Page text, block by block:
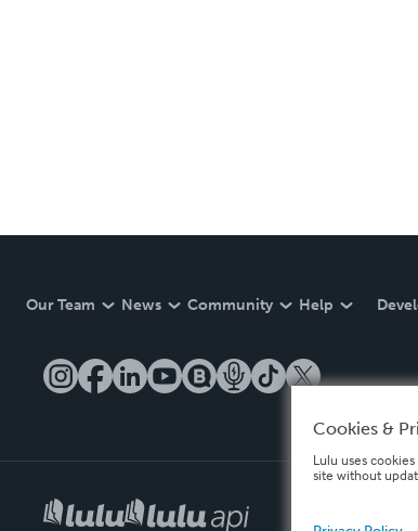
Our Team News Community Help
Cookies &
Lulu uses
site without